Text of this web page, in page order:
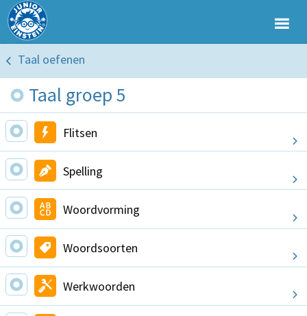
Taal oefenen
Taal groep 5
Flitsen
Spelling
Woordvorming
Woordsoorten
Werkwoorden